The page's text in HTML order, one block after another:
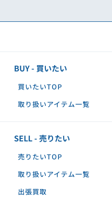
BUY - 買いたい
買いたいTOP
取り扱いアイテム一覧
SELL - 売りたい
売りたいTOP
取り扱いアイテム一覧
出張買取